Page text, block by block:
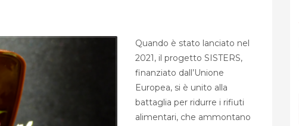
Quando è stato lanciato nel
2021, il progetto SISTERS,
finanziato dall’Unione
Europea, si è unito alla
battaglia per ridurre i rifiuti
alimentari, che ammontano